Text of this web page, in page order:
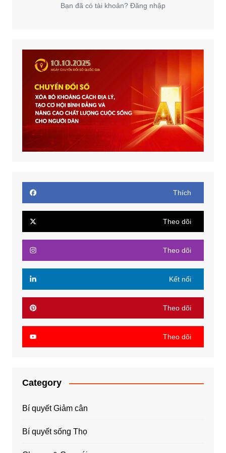
Bạn đã có tài khoản? Đăng nhập
Thích
Theo dõi
Theo dõi
Kết nối
Theo dõi
Theo dõi
Category
Bí quyết Giảm cân
Bí quyết sống Thọ